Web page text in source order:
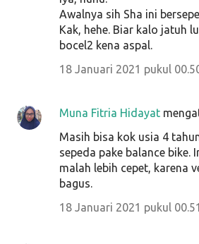
Awalnya sih Sha ini
Kak, hehe. Biar kalo jatuh
bocel2 kena aspal.
18 Januari 2021 pukul
Muna Fitria Hidayat
Masih bisa kok usia 4
sepeda pake balance bike.
malah lebih cepet, karena
bagus.
18 Januari 2021 pukul 00.51